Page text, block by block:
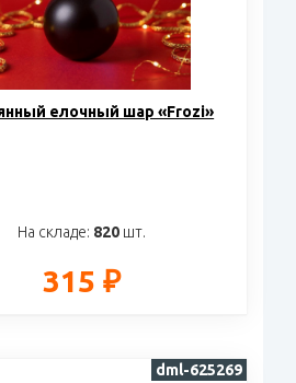
елочный шар «Frozi»
На складе: 820шт.
315 ₽
dml-625269